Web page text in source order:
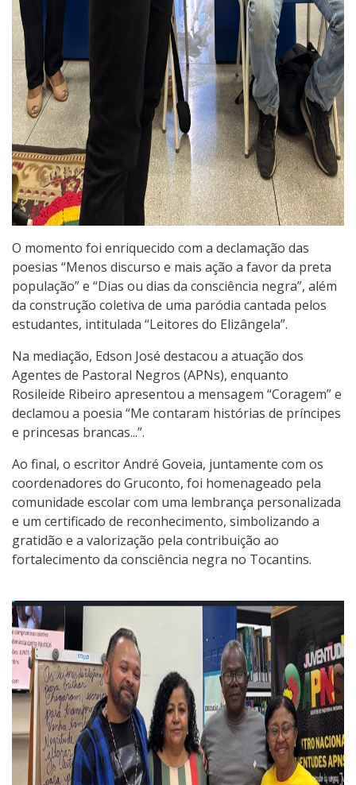
O momento foi enriquecido com a declamação das
poesias “Menos discurso e mais ação a favor da preta
população” e “Dias ou dias da consciência negra”, além
da construção coletiva de uma paródia cantada pelos
estudantes, intitulada “Leitores do Elizângela”.
Na mediação, Edson José destacou a atuação dos
Agentes de Pastoral Negros (APNs), enquanto
Rosileide Ribeiro apresentou a mensagem “Coragem” e
declamou a poesia “Me contaram histórias de príncipes
e princesas brancas...”.
Ao final, o escritor André Goveia, juntamente com os
coordenadores do Gruconto, foi homenageado pela
comunidade escolar com uma lembrança personalizada
e um certificado de reconhecimento, simbolizando a
gratidão e a valorização pela contribuição ao
fortalecimento da consciência negra no Tocantins.